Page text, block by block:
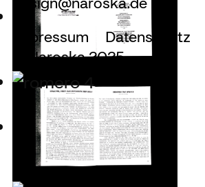
Impressum
Datenschutz
© Naroska 2025